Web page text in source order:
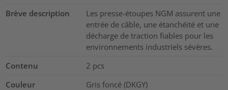
Brève description
Les presse-étoupes NGM assurent une
entrée de câble, une étanchéité et une
décharge de traction fiables pour les
environnements industriels sévères.
Contenu
2 pcs
Couleur
Gris foncé (DKGY)